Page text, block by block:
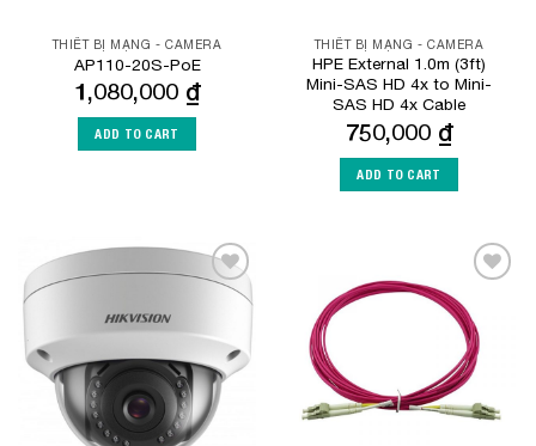
THIẾT BỊ MẠNG - CAMERA
AP110-20S-PoE
1,080,000 ₫
ADD TO CART
THIẾT BỊ MẠNG - CAMERA
HPE External 1.0m (3ft)
Mini-SAS HD 4x to Mini-
SAS HD 4x Cable
750,000 ₫
ADD TO CART
Add to
Wishlist